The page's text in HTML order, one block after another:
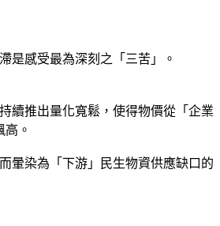
是感受最為深刻之「三苦」。
續推出量化寬鬆，使得物價從「企業
。
暈染為「下游」民生物資供應缺口的